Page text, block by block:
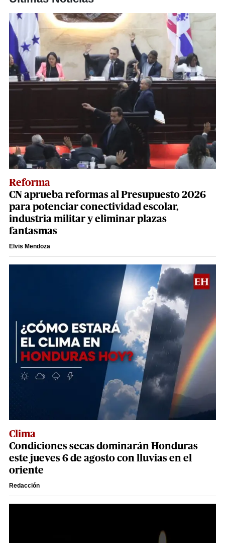
Reforma
CN aprueba reformas al Presupuesto 2026
para potenciar conectividad escolar,
industria militar y eliminar plazas
fantasmas
Elvis Mendoza
Clima
Condiciones secas dominarán Honduras
este jueves 6 de agosto con lluvias en el
oriente
Redacción